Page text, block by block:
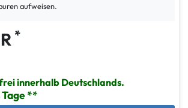
aufweisen.
*
innerhalb Deutschlands.